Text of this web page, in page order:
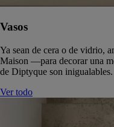
Vasos
Ya sean de cera o de vidrio,
Maison —para decorar una
de Diptyque son inigualables.
Ver todo